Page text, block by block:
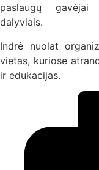
paslaugų gavėjai
dalyviais.
Indrė nuolat
vietas, kuriose
ir edukacijas.